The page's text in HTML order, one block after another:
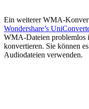
Ein weiterer WMA-
Wondershare’s
WMA-Dateien problemlos
konvertieren. Sie können
Audiodateien verwenden.